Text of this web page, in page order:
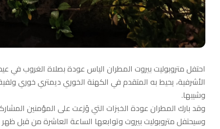
احتفل متروبوليت بيروت المطران الياس عودة بصلاة الغروب
الأشرفية، يحيط به المتقدم في الكهنة الخوري ديمتري خوري
وشيبها.
وقد بارك المطران عودة الخبزات التي وُزعت على المؤمنين
وسيحتفل متروبوليت بيروت وتوابعها الساعة العاشرة من قبل